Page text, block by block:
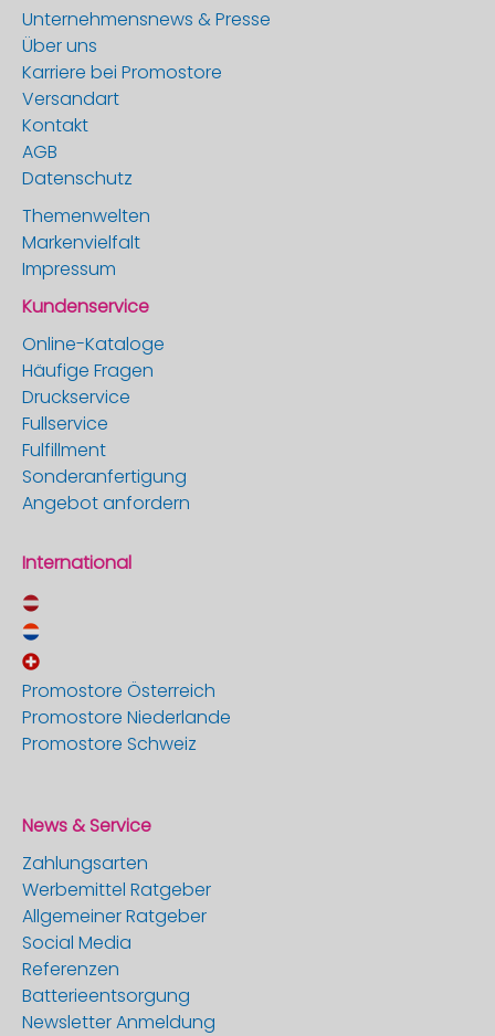
Unternehmensnews & Presse
Über uns
Karriere bei Promostore
Versandart
Kontakt
AGB
Datenschutz
Themenwelten
Markenvielfalt
Impressum
Kundenservice
Online-Kataloge
Häufige Fragen
Druckservice
Fullservice
Fulfillment
Sonderanfertigung
Angebot anfordern
International
Promostore Österreich
Promostore Niederlande
Promostore Schweiz
News & Service
Zahlungsarten
Werbemittel Ratgeber
Allgemeiner Ratgeber
Social Media
Referenzen
Batterieentsorgung
Newsletter Anmeldung